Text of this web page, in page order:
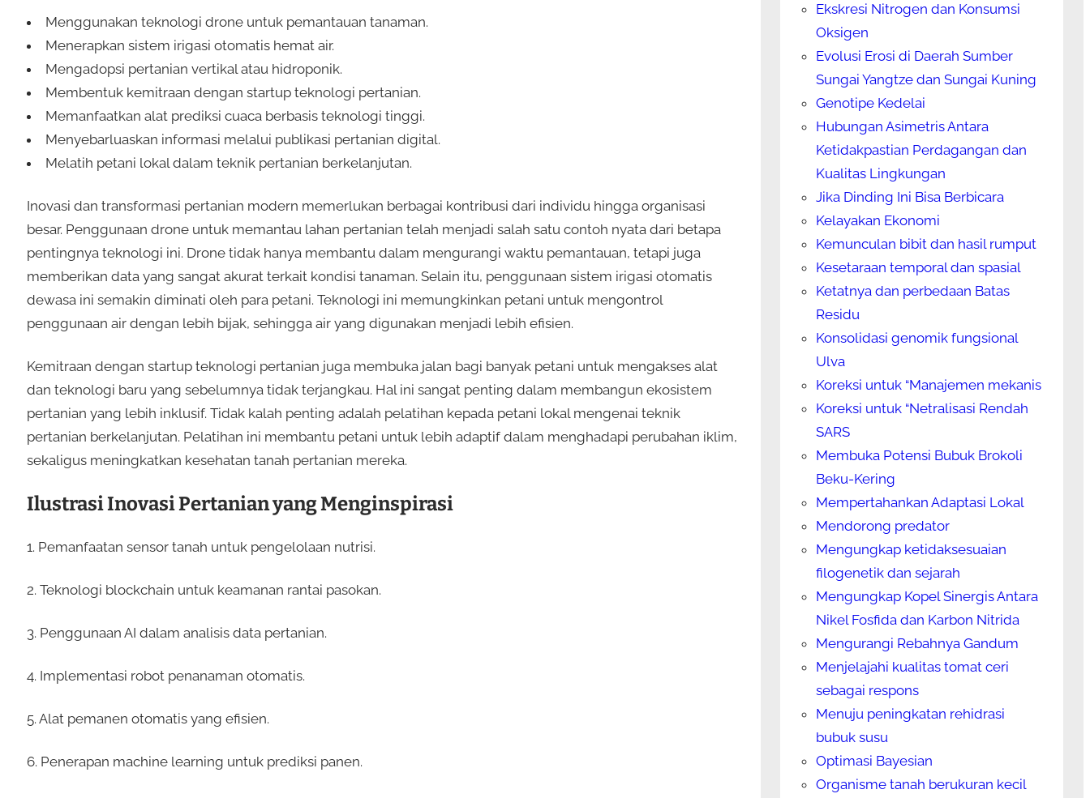
Menggunakan teknologi drone untuk pemantauan tanaman.
Menerapkan sistem irigasi otomatis hemat air.
Mengadopsi pertanian vertikal atau hidroponik.
Membentuk kemitraan dengan startup teknologi pertanian.
Memanfaatkan alat prediksi cuaca berbasis teknologi tinggi.
Menyebarluaskan informasi melalui publikasi pertanian digital.
Melatih petani lokal dalam teknik pertanian berkelanjutan.
Inovasi dan transformasi pertanian modern memerlukan berbagai kontribusi dari individu hingga organisasi
besar. Penggunaan drone untuk memantau lahan pertanian telah menjadi salah satu contoh nyata dari betapa
pentingnya teknologi ini. Drone tidak hanya membantu dalam mengurangi waktu pemantauan, tetapi juga
memberikan data yang sangat akurat terkait kondisi tanaman. Selain itu, penggunaan sistem irigasi otomatis
dewasa ini semakin diminati oleh para petani. Teknologi ini memungkinkan petani untuk mengontrol
penggunaan air dengan lebih bijak, sehingga air yang digunakan menjadi lebih efisien.
Kemitraan dengan startup teknologi pertanian juga membuka jalan bagi banyak petani untuk mengakses alat
dan teknologi baru yang sebelumnya tidak terjangkau. Hal ini sangat penting dalam membangun ekosistem
pertanian yang lebih inklusif. Tidak kalah penting adalah pelatihan kepada petani lokal mengenai teknik
pertanian berkelanjutan. Pelatihan ini membantu petani untuk lebih adaptif dalam menghadapi perubahan iklim,
sekaligus meningkatkan kesehatan tanah pertanian mereka.
Ilustrasi Inovasi Pertanian yang Menginspirasi
1. Pemanfaatan sensor tanah untuk pengelolaan nutrisi.
2. Teknologi blockchain untuk keamanan rantai pasokan.
3. Penggunaan AI dalam analisis data pertanian.
4. Implementasi robot penanaman otomatis.
5. Alat pemanen otomatis yang efisien.
6. Penerapan machine learning untuk prediksi panen.
Ekskresi Nitrogen dan Konsumsi
Oksigen
Evolusi Erosi di Daerah Sumber
Sungai Yangtze dan Sungai Kuning
Genotipe Kedelai
Hubungan Asimetris Antara
Ketidakpastian Perdagangan dan
Kualitas Lingkungan
Jika Dinding Ini Bisa Berbicara
Kelayakan Ekonomi
Kemunculan bibit dan hasil rumput
Kesetaraan temporal dan spasial
Ketatnya dan perbedaan Batas
Residu
Konsolidasi genomik fungsional
Ulva
Koreksi untuk “Manajemen mekanis
Koreksi untuk “Netralisasi Rendah
SARS
Membuka Potensi Bubuk Brokoli
Beku-Kering
Mempertahankan Adaptasi Lokal
Mendorong predator
Mengungkap ketidaksesuaian
filogenetik dan sejarah
Mengungkap Kopel Sinergis Antara
Nikel Fosfida dan Karbon Nitrida
Mengurangi Rebahnya Gandum
Menjelajahi kualitas tomat ceri
sebagai respons
Menuju peningkatan rehidrasi
bubuk susu
Optimasi Bayesian
Organisme tanah berukuran kecil